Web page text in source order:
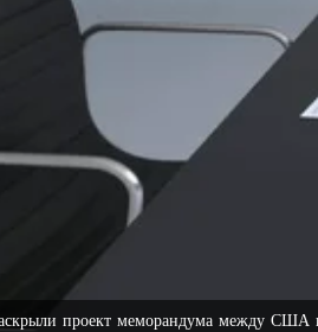
проект меморандума между США